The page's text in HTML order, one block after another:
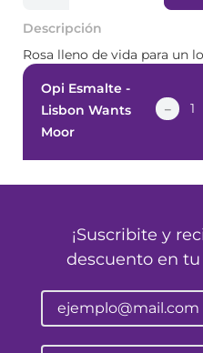
Descripción
Rosa lleno de vida para un
Opi Esmalte -
Lisbon Wants
Moor
－
¡Suscribite y
descuento en